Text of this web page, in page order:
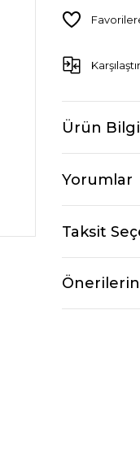
Karşılaştır
Ürün
Yorumlar
Taksit